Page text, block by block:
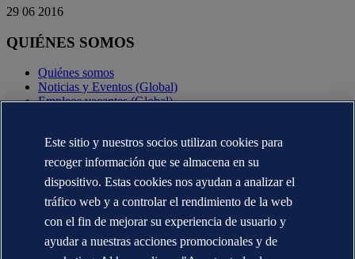
29 06 2016
QUIÉNES SOMOS
Quiénes somos
Noticias y Eventos (Global)
Empleos vacantes (Global)
CONTÁCTENOS
Contacte con nosotros
Dónde estamos
Media contacts (Global)
Veracity.com
Declaración de privacidad
Este sitio y nuestros socios utilizan cookies para
recoger información que se almacena en su
dispositivo. Estas cookies nos ayudan a analizar el
tráfico web y a controlar el rendimiento de la web
con el fin de mejorar su experiencia de usuario y
ayudar a nuestras acciones promocionales y de